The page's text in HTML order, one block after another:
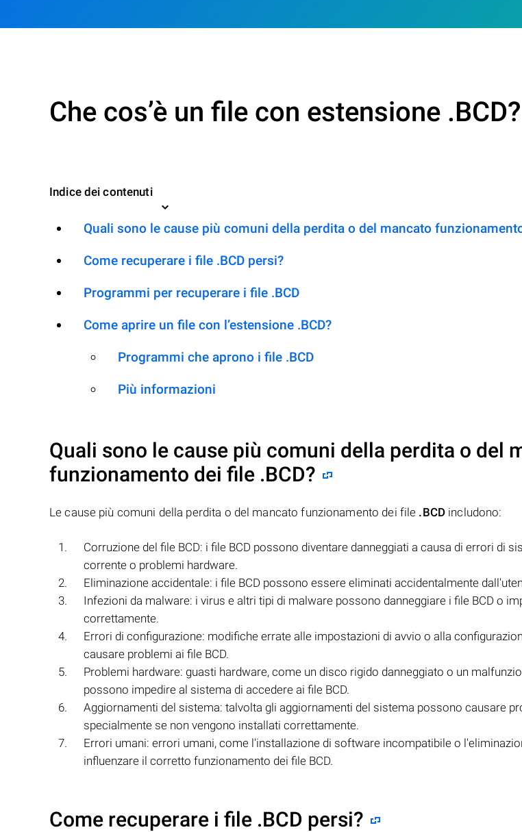
Che cos’è un file con estensione .BCD?
Indice dei contenuti
Quali sono le cause più comuni della perdita o del mancato
Come recuperare i file .BCD persi?
Programmi per recuperare i file .BCD
Come aprire un file con l’estensione .BCD?
Programmi che aprono i file .BCD
Più informazioni
Quali sono le cause più comuni della perdita o del
funzionamento dei file .BCD?
Le cause più comuni della perdita o del mancato funzionamento dei file .BCD includono:
Corruzione del file BCD: i file BCD possono diventare danneggiati a causa di errori di
corrente o problemi hardware.
Eliminazione accidentale: i file BCD possono essere eliminati accidentalmente
Infezioni da malware: i virus e altri tipi di malware possono danneggiare i file BCD o
correttamente.
Errori di configurazione: modifiche errate alle impostazioni di avvio o alla
causare problemi ai file BCD.
Problemi hardware: guasti hardware, come un disco rigido danneggiato o un
possono impedire al sistema di accedere ai file BCD.
Aggiornamenti del sistema: talvolta gli aggiornamenti del sistema possono causare
specialmente se non vengono installati correttamente.
Errori umani: errori umani, come l'installazione di software incompatibile o
influenzare il corretto funzionamento dei file BCD.
Come recuperare i file .BCD persi?